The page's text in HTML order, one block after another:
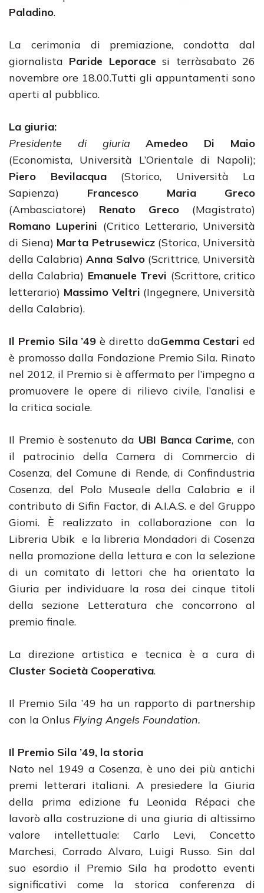
Paladino.
La cerimonia di premiazione, condotta dal
giornalista Paride Leporacesi terràsabato 26
novembre ore 18.00.Tutti gli appuntamenti sono
aperti al pubblico.
La giuria:
Presidente di giuriaAmedeo Di Maio
(Economista, Università L’Orientale di Napoli);
Piero Bevilacqua(Storico, Università La
Sapienza) Francesco Maria Greco
(Ambasciatore) Renato Greco (Magistrato)
Romano Luperini (Critico Letterario, Università
di Siena) Marta Petrusewicz(Storica, Università
della Calabria)Anna Salvo(Scrittrice, Università
della Calabria) Emanuele Trevi (Scrittore, critico
letterario) Massimo Veltri (Ingegnere, Università
della Calabria).
Il Premio Sila ’49 è diretto daGemma Cestari ed
è promosso dalla Fondazione Premio Sila. Rinato
nel 2012, il Premio si è affermato per l’impegno a
promuovere le opere di rilievo civile, l’analisi e
la critica sociale.
Il Premio è sostenuto da UBI Banca Carime, con
il patrocinio della Camera di Commercio di
Cosenza, del Comune di Rende, di Confindustria
Cosenza, del Polo Museale della Calabria e il
contributo di Sifin Factor, di A.I.A.S. e del Gruppo
Giomi. È realizzato in collaborazione con la
Libreria Ubik e la libreria Mondadori di Cosenza
nella promozione della lettura e con la selezione
di un comitato di lettori che ha orientato la
Giuria per individuare la rosa dei cinque titoli
della sezione Letteratura che concorrono al
premio finale.
La direzione artistica e tecnica è a cura di
Cluster Società Cooperativa.
Il Premio Sila ’49 ha un rapporto di partnership
con la Onlus Flying Angels Foundation.
Il Premio Sila ’49, la storia
Nato nel 1949 a Cosenza, è uno dei più antichi
premi letterari italiani. A presiedere la Giuria
della prima edizione fu Leonida Répaci che
lavorò alla costruzione di una giuria di altissimo
valore intellettuale: Carlo Levi, Concetto
Marchesi, Corrado Alvaro, Luigi Russo. Sin dal
suo esordio il Premio Sila ha prodotto eventi
significativi come la storica conferenza di